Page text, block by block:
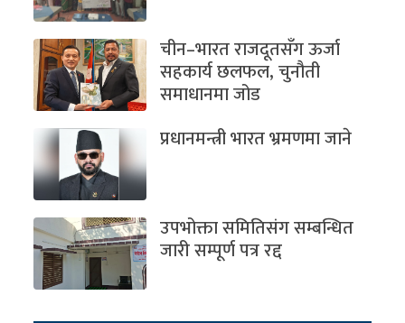
चीन–भारत राजदूतसँग ऊर्जा
सहकार्य छलफल, चुनौती
समाधानमा जोड
प्रधानमन्त्री भारत भ्रमणमा जाने
उपभोक्ता समितिसंग सम्बन्धित
जारी सम्पूर्ण पत्र रद्द